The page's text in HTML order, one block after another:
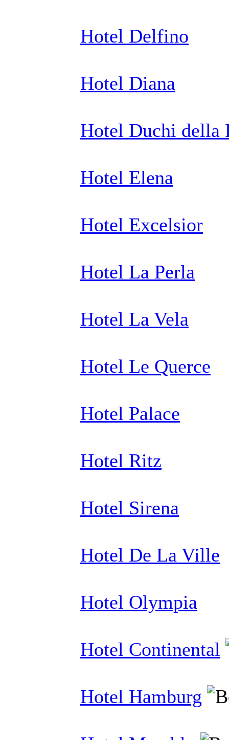
Hotel Delfino
Hotel Diana
Hotel Duchi della
Hotel Elena
Hotel Excelsior
Hotel La Perla
Hotel La Vela
Hotel Le Querce
Hotel Palace
Hotel Ritz
Hotel Sirena
Hotel De La Ville
Hotel Olympia
Hotel Continental
Hotel Hamburg